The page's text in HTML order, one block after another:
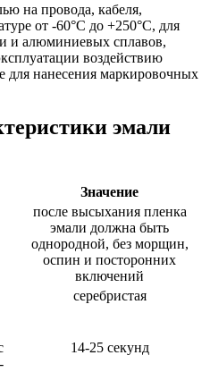
на провода, кабеля,
от -60°C до +250°C, для
и алюминиевых сплавов,
воздействию
для нанесения маркировочных
эмали
Значение
после высыхания пленка
эмали должна быть
однородной, без морщин,
оспин и посторонних
включений
серебристая
14-25 секунд